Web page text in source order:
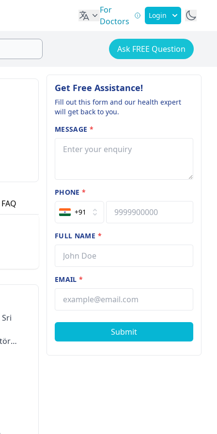
For
Doctors
Login
Ask FREE Question
FAQ
Get Free Assistance!
Fill out this form and our health expert
will get back to you.
MESSAGE *
PHONE*
+91
FULL NAME *
EMAIL*
Submit